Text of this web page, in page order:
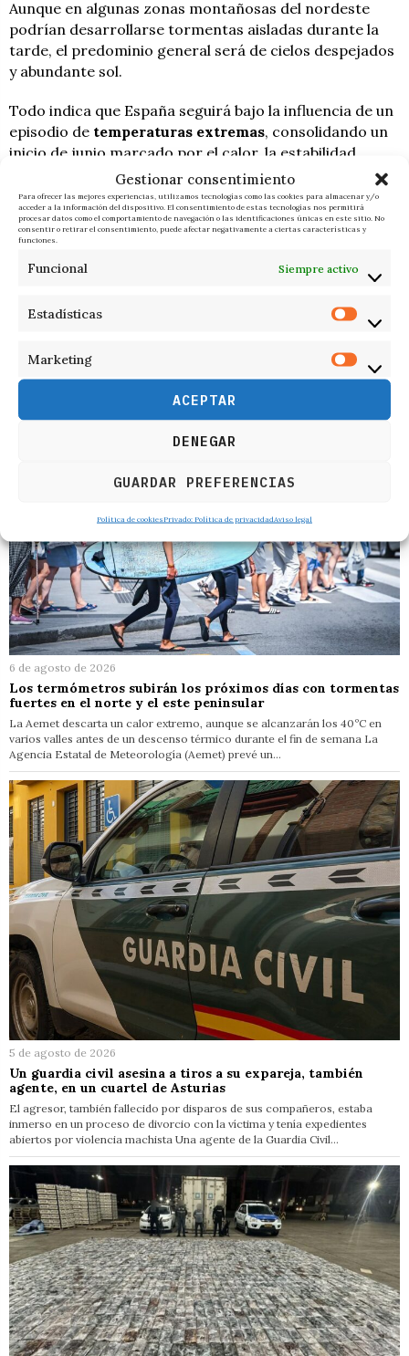
Gestionar consentimiento
Para ofrecer las mejores experiencias, utilizamos tecnologías como las cookies para almacenar y/o
acceder a la información del dispositivo. El consentimiento de estas tecnologías nos permitirá
procesar datos como el comportamiento de navegación o las identificaciones únicas en este sitio. No
consentir o retirar el consentimiento, puede afectar negativamente a ciertas características y
funciones.
Funcional Siempre activo
Estadísticas
Marketing
ACEPTAR
DENEGAR
GUARDAR PREFERENCIAS
Política de cookiesPrivado: Política de privacidadAviso legal
Aunque en algunas zonas montañosas del nordeste
podrían desarrollarse tormentas aisladas durante la
tarde, el predominio general será de cielos despejados
y abundante sol.
Todo indica que España seguirá bajo la influencia de un
episodio de temperaturas extremas, consolidando un
inicio de junio marcado por el calor, la estabilidad
atmosférica y valores propios de pleno verano.
F. I. ÚLTIMAS NOTICIAS
RELACIONADOS
6 de agosto de 2026
Los termómetros subirán los próximos días con tormentas
fuertes en el norte y el este peninsular
La Aemet descarta un calor extremo, aunque se alcanzarán los 40ºC en
varios valles antes de un descenso térmico durante el fin de semana La
Agencia Estatal de Meteorología (Aemet) prevé un…
5 de agosto de 2026
Un guardia civil asesina a tiros a su expareja, también
agente, en un cuartel de Asturias
El agresor, también fallecido por disparos de sus compañeros, estaba
inmerso en un proceso de divorcio con la víctima y tenía expedientes
abiertos por violencia machista Una agente de la Guardia Civil…